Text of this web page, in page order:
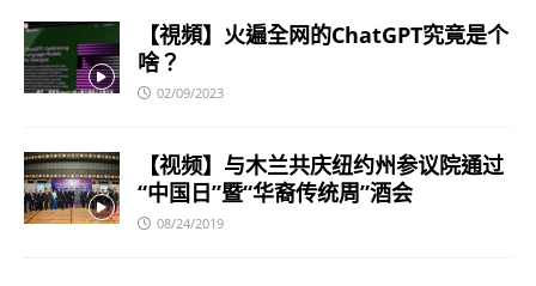
【視頻】火遍全网的ChatGPT究竟是个
啥？
02/09/2023
【视频】与木兰共庆纽约州参议院通过
“中国日”暨“华裔传统周”酒会
08/24/2019